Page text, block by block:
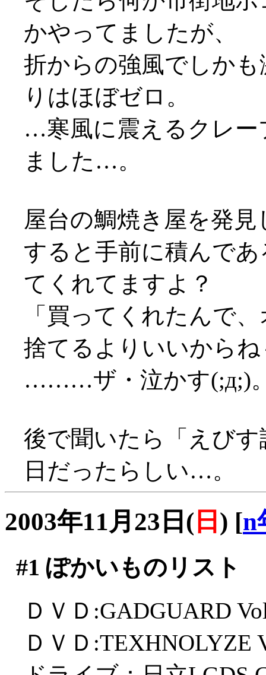
かやってましたが、
折からの強風でしか
りはほぼゼロ。
…寒風に震えるクレー
ました…。
屋台の鯛焼き屋を発
すると手前に積んで
てくれてますよ？
「買ってくれたんで
捨てるよりいいから
………ザ・泣かす(;д;)
後で聞いたら「えび
日だったらしい…。
2003年11月23日( 日 ) [n
#1 ぽかいものリスト
ＤＶＤ:GADGUARD
ＤＶＤ:TEXHNOLYZE